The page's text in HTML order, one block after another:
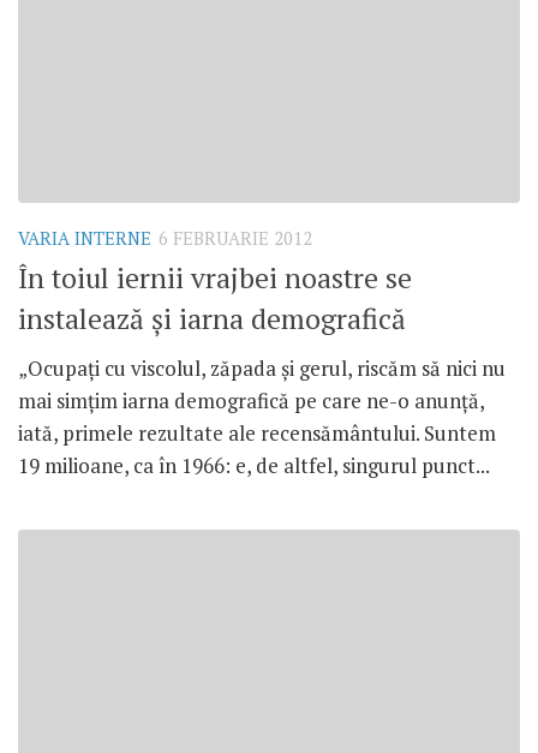
VARIA INTERNE 6 FEBRUARIE 2012
În toiul iernii vrajbei noastre se
instalează şi iarna demografică
„Ocupaţi cu viscolul, zăpada şi gerul, riscăm să nici nu
mai simţim iarna demografică pe care ne-o anunţă,
iată, primele rezultate ale recensământului. Suntem
19 milioane, ca în 1966: e, de altfel, singurul punct...